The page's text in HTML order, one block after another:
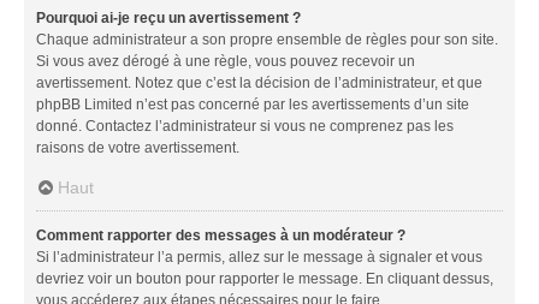
Pourquoi ai-je reçu un avertissement ?
Chaque administrateur a son propre ensemble de règles pour son site.
Si vous avez dérogé à une règle, vous pouvez recevoir un
avertissement. Notez que c’est la décision de l’administrateur, et que
phpBB Limited n’est pas concerné par les avertissements d’un site
donné. Contactez l’administrateur si vous ne comprenez pas les
raisons de votre avertissement.
Haut
Comment rapporter des messages à un modérateur ?
Si l’administrateur l’a permis, allez sur le message à signaler et vous
devriez voir un bouton pour rapporter le message. En cliquant dessus,
vous accéderez aux étapes nécessaires pour le faire.